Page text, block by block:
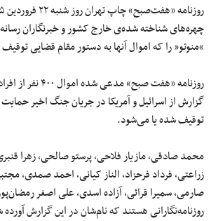
چهره‌های شناخته شده‌ی خارج کشور و خبرنگاران
“منوتو” را که اموال آنها به‌ دستور مقام قضایی
روزنامه «هفت صبح»
گزارش از اسرائیل و آمریکا در جریان جنگ اخیر
توقیف شده یا می‌شود.
محمد صادقی، مازیار فلاحی، پرستو صالحی، زهرا
زراعتی، فرداد فرحزاد، الناز کیانی، احمد صمدی،
صارمی، سمیرا قرائی، آزاده اسدی، علی اصغر
روزنامه‌نگارانی هستند که نام‌شان در این گزارش